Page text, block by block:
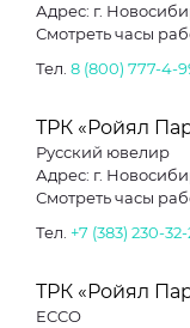
Адрес: г.
Смотреть часы
Тел. 8 (800) 777-4-
ТРК «Ройял
Русский ювелир
Адрес: г.
Смотреть часы
Тел. +7 (383) 230-
ТРК «Ройял
ECCO